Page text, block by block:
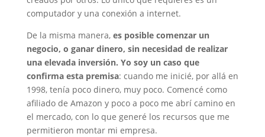
computador y una conexión a internet.
De la misma manera, es posible comenzar un
negocio, o ganar dinero, sin necesidad de realizar
una elevada inversión. Yo soy un caso que
confirma esta premisa: cuando me inicié, por allá en
1998, tenía poco dinero, muy poco. Comencé como
afiliado de Amazon y poco a poco me abrí camino en
el mercado, con lo que generé los recursos que me
permitieron montar mi empresa.